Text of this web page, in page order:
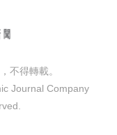
不得轉載。
Journal Company